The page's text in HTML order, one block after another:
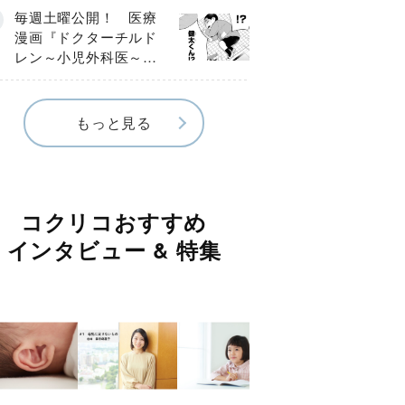
編】
毎週土曜公開！ 医療
漫画『ドクターチルド
レン～小児外科医～』
【Episode.４】
もっと見る
コクリコおすすめ
インタビュー & 特集